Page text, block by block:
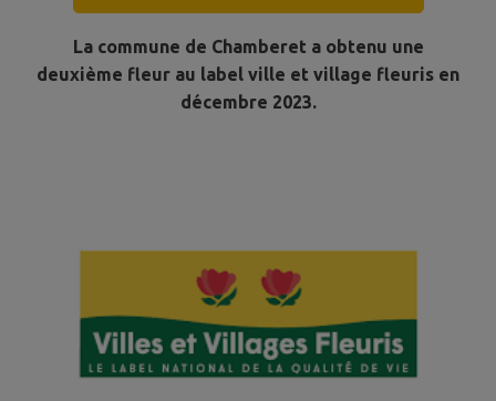
La commune de Chamberet a obtenu une
deuxième fleur au label ville et village fleuris en
décembre 2023.